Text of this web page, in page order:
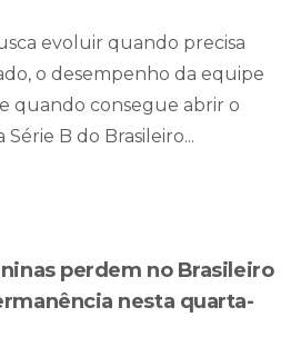
evoluir quando precisa
o desempenho da equipe
quando consegue abrir o
B do Brasileiro...
perdem no Brasileiro
nesta quarta-